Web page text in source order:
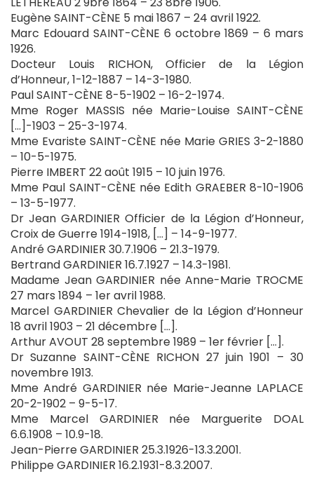
Eugène SAINT-CÈNE 5 mai 1867 – 24 avril 1922.
Marc Edouard SAINT-CÈNE 6 octobre 1869 – 6 mars
1926.
Docteur Louis RICHON, Officier de la Légion
d’Honneur, 1-12-1887 – 14-3-1980.
Paul SAINT-CÈNE 8-5-1902 – 16-2-1974.
Mme Roger MASSIS née Marie-Louise SAINT-CÈNE
[…]-1903 – 25-3-1974.
Mme Evariste SAINT-CÈNE née Marie GRIES 3-2-1880
– 10-5-1975.
Pierre IMBERT 22 août 1915 – 10 juin 1976.
Mme Paul SAINT-CÈNE née Edith GRAEBER 8-10-1906
– 13-5-1977.
Dr Jean GARDINIER Officier de la Légion d’Honneur,
Croix de Guerre 1914-1918, […] – 14-9-1977.
André GARDINIER 30.7.1906 – 21.3-1979.
Bertrand GARDINIER 16.7.1927 – 14.3-1981.
Madame Jean GARDINIER née Anne-Marie TROCME
27 mars 1894 – 1er avril 1988.
Marcel GARDINIER Chevalier de la Légion d’Honneur
18 avril 1903 – 21 décembre […].
Arthur AVOUT 28 septembre 1989 – 1er février […].
Dr Suzanne SAINT-CÈNE RICHON 27 juin 1901 – 30
novembre 1913.
Mme André GARDINIER née Marie-Jeanne LAPLACE
20-2-1902 – 9-5-17.
Mme Marcel GARDINIER née Marguerite DOAL
6.6.1908 – 10.9-18.
Jean-Pierre GARDINIER 25.3.1926-13.3.2001.
Philippe GARDINIER 16.2.1931-8.3.2007.